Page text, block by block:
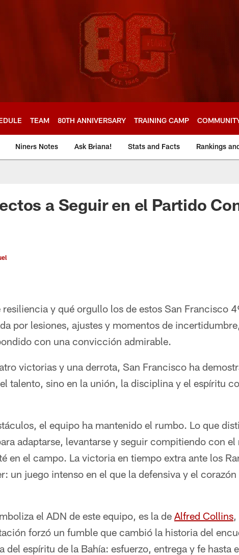
TEAM 80TH ANNIVERSARY TRAINING CAMP
Niners Notes Ask Briana! Stats and Facts Rankings
a Seguir en el Partido
y qué orgullo los de estos San Francisco
por lesiones, ajustes y momentos de
con una convicción admirable.
victorias y una derrota, San Francisco ha
talento, sino en la unión, la disciplina y el espíritu
el equipo ha mantenido el rumbo. Lo que
adaptarse, levantarse y seguir compitiendo con
en el campo. La victoria en tiempo extra ante los
un juego intenso en el que la defensiva y el
el ADN de este equipo, es la de Alfred Collins
forzó un fumble que cambió la historia del
del espíritu de la Bahía: esfuerzo, entrega y fe hasta